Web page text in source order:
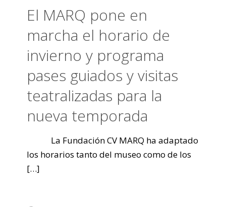
El MARQ pone en
marcha el horario de
invierno y programa
pases guiados y visitas
teatralizadas para la
nueva temporada
La Fundación CV MARQ ha adaptado
los horarios tanto del museo como de los
[…]